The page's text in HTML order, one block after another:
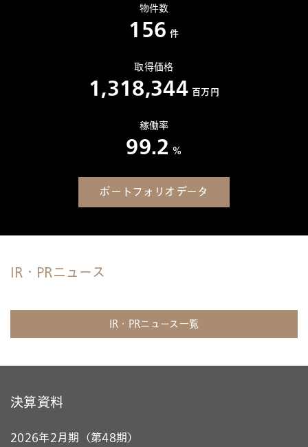
物件数
156 件
取得価格
1,318,344 百万円
稼働率
99.2 ％
ポートフォリオデータ
IR・PRニュース
IR・PRニュース一覧
決算資料
2026年2月期（第48期）